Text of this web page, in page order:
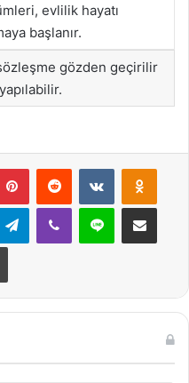
evlilik hayatı
başlanır.
gözden geçirilir
PinterestReddit VKontakte
TelegramViber Line E-Posta ile
Yazdır